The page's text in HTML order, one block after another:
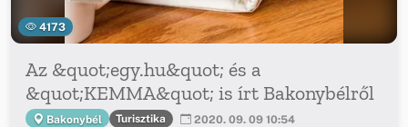
4173
Az &quot;egy.hu&quot; és a
&quot;KEMMA&quot; is írt Bakonybélről
Bakonybél Turisztika 2020. 09. 09 10:54